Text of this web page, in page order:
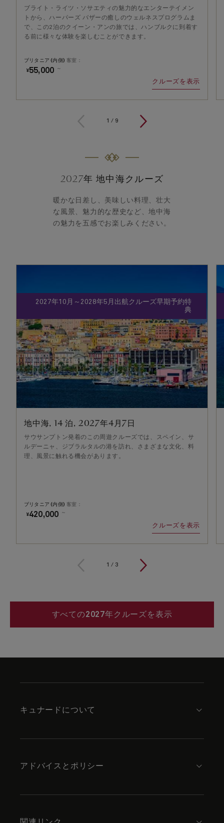
ブライト・ライツ・ソサエティの魅力的なエンターテイメン
トから、ハーパーズ バザーの癒しのウェルネスプログラムま
で、この2泊のクイーン・アンの旅では、ハンブルクに到着す
る前に様々な体験を楽しむことができます。
ブリタニア (内側) 客室：
¥55,000 ～
クルーズを表示
1 / 9
2027年 地中海クルーズ
暖かな日差し、美味しい料理、壮大
な風景、魅力的な歴史など、地中海
の魅力を五感でお楽しみください。
地中海, 14 泊, 2027年4月7日
サウサンプトン発着のこの周遊クルーズでは、スペイン、サ
ルデーニャ、ジブラルタルの港を訪れ、さまざまな文化、料
理、風景に触れる機会があります。
ブリタニア (内側) 客室：
¥420,000 ～
クルーズを表示
2027年10月～2028年5月出航クルーズ早期予約特
典
1 / 3
すべての2027年クルーズを表示
キュナードについて
アドバイスとポリシー